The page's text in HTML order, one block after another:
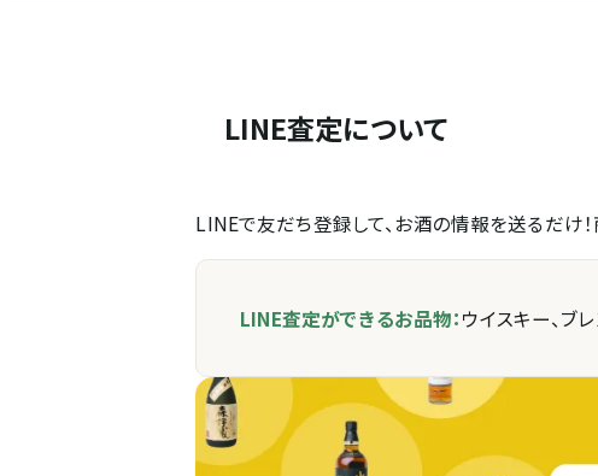
LINE査定について
LINEで友だち登録して、お酒の情報を送るだけ
LINE査定ができるお品物：ウイスキー、ブ